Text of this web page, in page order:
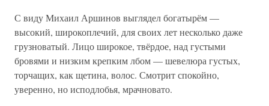
С виду Михаил Аршинов выглядел богатырём —
высокий, широкоплечий, для своих лет несколько даже
грузноватый. Лицо широкое, твёрдое, над густыми
бровями и низким крепким лбом — шевелюра густых,
торчащих, как щетина, волос. Смотрит спокойно,
уверенно, но исподлобья, мрачновато.